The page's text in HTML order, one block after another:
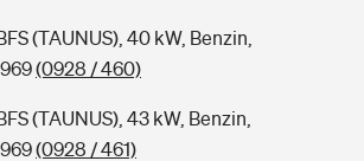
(TAUNUS), 40 kW, Benzin,
(0928 / 460)
(TAUNUS), 43 kW, Benzin,
(0928 / 461)